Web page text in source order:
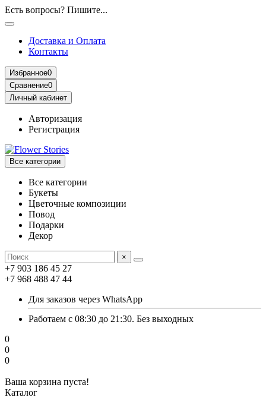
Есть вопросы? Пишите...
Доставка и Оплата
Контакты
Избранное0
Сравнение0
Личный кабинет
Авторизация
Регистрация
Все категории
Все категории
Букеты
Цветочные композиции
Повод
Подарки
Декор
×
+7 903 186 45 27
+7 968 488 47 44
Для заказов через WhatsApp
Работаем с 08:30 до 21:30. Без выходных
0
0
0
Ваша корзина пуста!
Каталог